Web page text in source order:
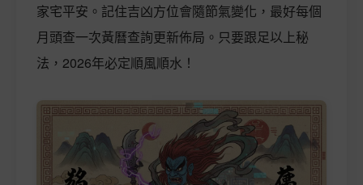
家宅平安。記住吉凶方位會隨節氣變化，最好每個
月頭查一次黃曆查詢更新佈局。只要跟足以上秘
法，2026年必定順風順水！